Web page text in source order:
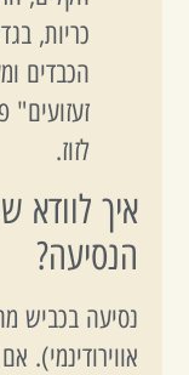
כריות,
הכבדים
זעזועים"
לזוז.
איך לוודא
הנסיעה?
נסיעה בכביש
אווירודינמי).